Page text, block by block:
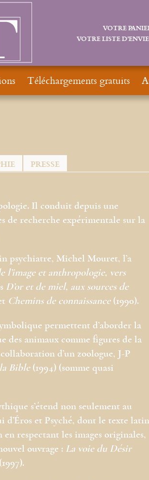
PRESSE
Il conduit depuis une
de recherche expérimentale sur la
psychiatre, Michel Mouret, l’a
l’image et anthropologie, vers
D’or et de miel, aux sources de
Chemins de connaissance(1990).
permettent d’aborder la
des animaux comme figures de la
d’un zoologue, J-P
Bible(1994) (somme quasi
s’étend non seulement au
d’Éros et Psyché, dont le texte latin
respectant les images originales,
ouvrage : La voie du Désir
VOTRE
VOTRE LISTE
Téléchargements gratuits